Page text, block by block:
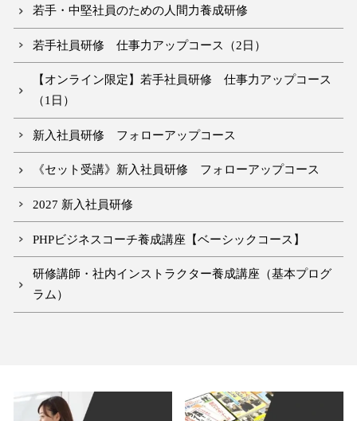
若手・中堅社員のための人間力養成研修
若手社員研修 仕事力アップコース（2日）
【オンライン限定】若手社員研修 仕事力アップコース
（1日）
新入社員研修 フォローアップコース
《セット受講》新入社員研修 フォローアップコース
2027 新入社員研修
PHPビジネスコーチ養成講座【ベーシックコース】
研修講師・社内インストラクター養成講座（基本プログ
ラム）